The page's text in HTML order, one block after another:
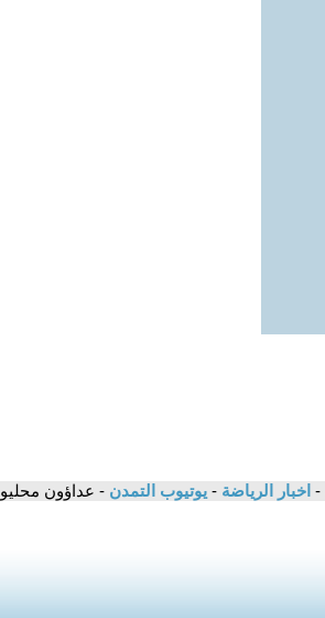
- اخبار الرياضة - يوتيوب التمدن - عداؤون